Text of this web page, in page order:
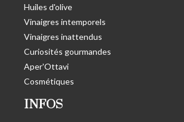
Huiles d'olive
Vinaigres intemporels
Vinaigres inattendus
Curiosités gourmandes
Aper'Ottavi
Cosmétiques
INFOS